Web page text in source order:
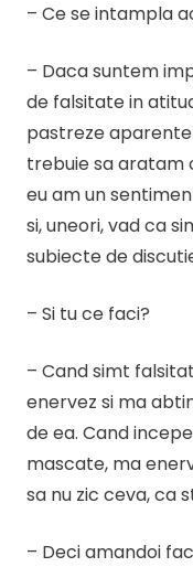
– Ce se intampla
– Daca suntem
de falsitate in
pastreze
trebuie sa aratam
eu am un
si, uneori, vad ca
subiecte de
– Si tu ce faci?
– Cand simt
enervez si ma
de ea. Cand
mascate, ma
sa nu zic ceva, ca
– Deci amandoi